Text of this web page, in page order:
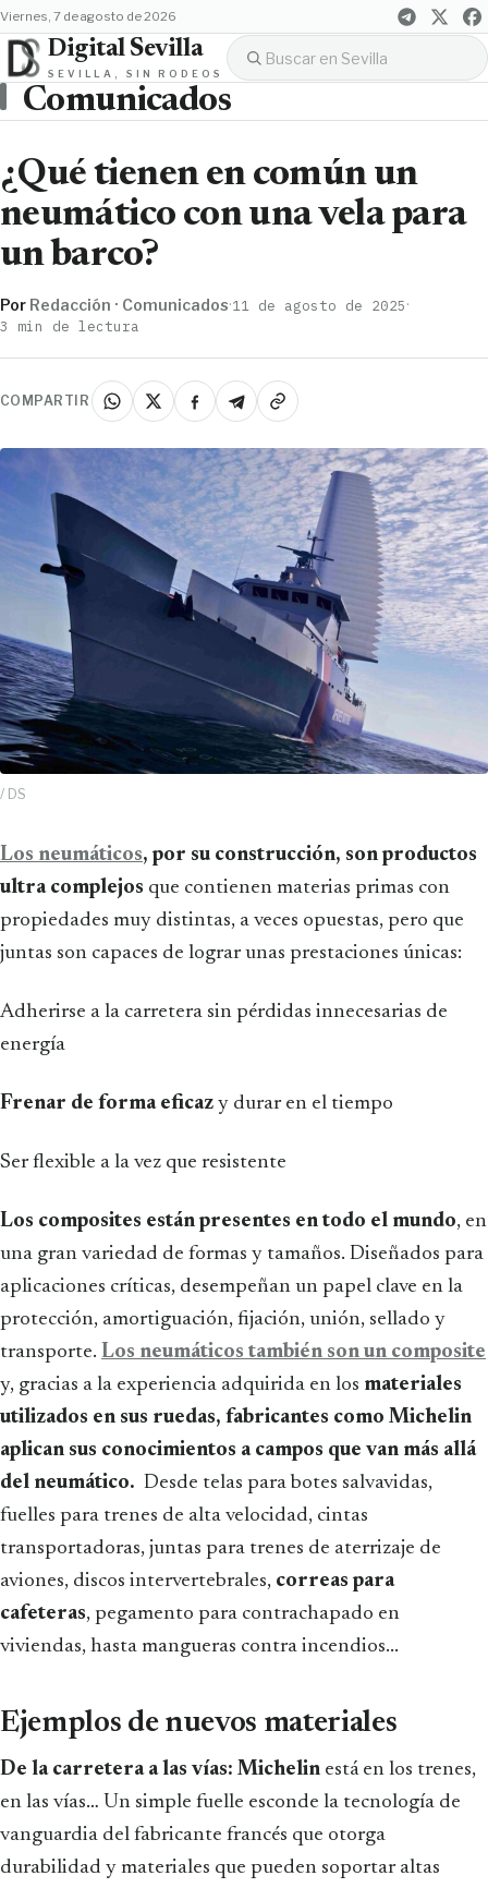
viernes, 7 de agosto de 2026
Digital Sevilla
SEVILLA, SIN RODEOS
Comunicados
¿Qué tienen en común un
neumático con una vela para
un barco?
Por Redacción · Comunicados·11 de agosto de 2025·
3 min de lectura
COMPARTIR
/ DS
Los neumáticos, por su construcción, son productos
ultra complejos que contienen materias primas con
propiedades muy distintas, a veces opuestas, pero que
juntas son capaces de lograr unas prestaciones únicas:
Adherirse a la carretera sin pérdidas innecesarias de
energía
Frenar de forma eficaz y durar en el tiempo
Ser flexible a la vez que resistente
Los composites están presentes en todo el mundo, en
una gran variedad de formas y tamaños. Diseñados para
aplicaciones críticas, desempeñan un papel clave en la
protección, amortiguación, fijación, unión, sellado y
transporte. Los neumáticos también son un composite
y, gracias a la experiencia adquirida en los materiales
utilizados en sus ruedas, fabricantes como Michelin
aplican sus conocimientos a campos que van más allá
del neumático. Desde telas para botes salvavidas,
fuelles para trenes de alta velocidad, cintas
transportadoras, juntas para trenes de aterrizaje de
aviones, discos intervertebrales, correas para
cafeteras, pegamento para contrachapado en
viviendas, hasta mangueras contra incendios...
Ejemplos de nuevos materiales
De la carretera a las vías: Michelin está en los trenes,
en las vías… Un simple fuelle esconde la tecnología de
vanguardia del fabricante francés que otorga
durabilidad y materiales que pueden soportar altas